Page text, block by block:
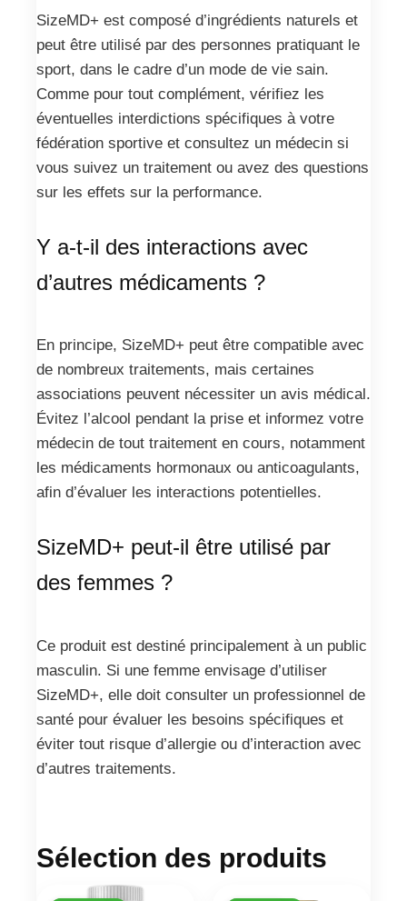
SizeMD+ est composé d’ingrédients naturels et
peut être utilisé par des personnes pratiquant le
sport, dans le cadre d’un mode de vie sain.
Comme pour tout complément, vérifiez les
éventuelles interdictions spécifiques à votre
fédération sportive et consultez un médecin si
vous suivez un traitement ou avez des questions
sur les effets sur la performance.
Y a-t-il des interactions avec
d’autres médicaments ?
En principe, SizeMD+ peut être compatible avec
de nombreux traitements, mais certaines
associations peuvent nécessiter un avis médical.
Évitez l’alcool pendant la prise et informez votre
médecin de tout traitement en cours, notamment
les médicaments hormonaux ou anticoagulants,
afin d’évaluer les interactions potentielles.
SizeMD+ peut-il être utilisé par
des femmes ?
Ce produit est destiné principalement à un public
masculin. Si une femme envisage d’utiliser
SizeMD+, elle doit consulter un professionnel de
santé pour évaluer les besoins spécifiques et
éviter tout risque d’allergie ou d’interaction avec
d’autres traitements.
Sélection des produits